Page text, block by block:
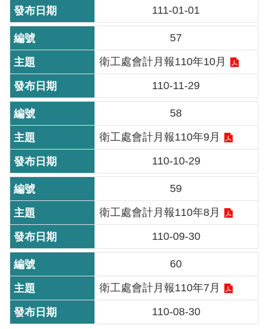
料
開
放
宣
告
隱
私
權
及
資
訊
安
全
政
聯
絡
資
訊
意
111-01-01
57
衛工處會計月報110年10月
110-11-29
58
衛工處會計月報110年9月
110-10-29
59
衛工處會計月報110年8月
110-09-30
60
衛工處會計月報110年7月
110-08-30